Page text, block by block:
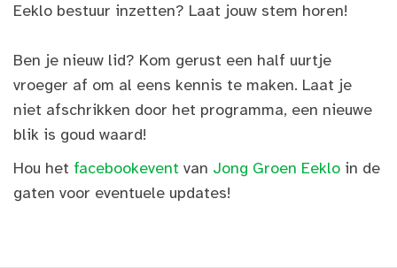
Eeklo bestuur inzetten? Laat jouw stem horen!
Ben je nieuw lid? Kom gerust een half uurtje
vroeger af om al eens kennis te maken. Laat je
niet afschrikken door het programma, een nieuwe
blik is goud waard!
Hou het facebookevent van Jong Groen Eeklo in de
gaten voor eventuele updates!